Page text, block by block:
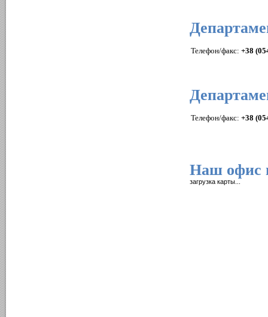
Телефон/факс: +38
Телефон/факс: +38
Наш офис
загрузка карты...